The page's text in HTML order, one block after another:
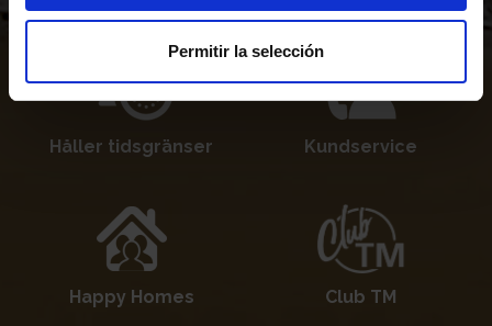
Permitir la selección
Håller tidsgränser Kundservice
Happy Homes Club TM